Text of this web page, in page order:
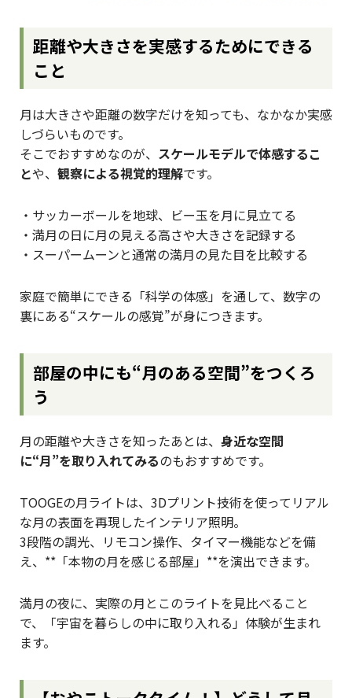
距離や大きさを実感するためにできる
こと
月は大きさや距離の数字だけを知っても、なかなか実感
しづらいものです。
そこでおすすめなのが、 スケールモデルで体感するこ
とや、 観察による視覚的理解です。
・サッカーボールを地球、ビー玉を月に見立てる
・満月の日に月の見える高さや大きさを記録する
・スーパームーンと通常の満月の見た目を比較する
家庭で簡単にできる「科学の体感」を通して、数字の
裏にある“スケールの感覚”が身につきます。
部屋の中にも“月のある空間”をつくろ
う
月の距離や大きさを知ったあとは、 身近な空間
に“月”を取り入れてみるのもおすすめです。
TOOGEの月ライトは、3Dプリント技術を使ってリアル
な月の表面を再現したインテリア照明。
3段階の調光、リモコン操作、タイマー機能などを備
え、**「本物の月を感じる部屋」**を演出できます。
満月の夜に、実際の月とこのライトを見比べること
で、「宇宙を暮らしの中に取り入れる」体験が生まれ
ます。